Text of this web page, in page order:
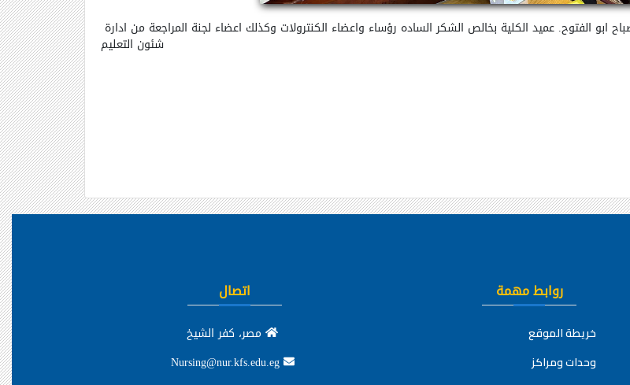
روابط مهمة
خريطة الموقع
وحدات ومراكز
اتصال
مصر، كفر الشيخ
Nursing@nur.kfs.edu.eg